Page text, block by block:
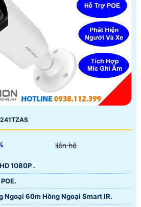
liên hệ
1080P .
Ngoại 60m Hồng Ngoại Smart IR.